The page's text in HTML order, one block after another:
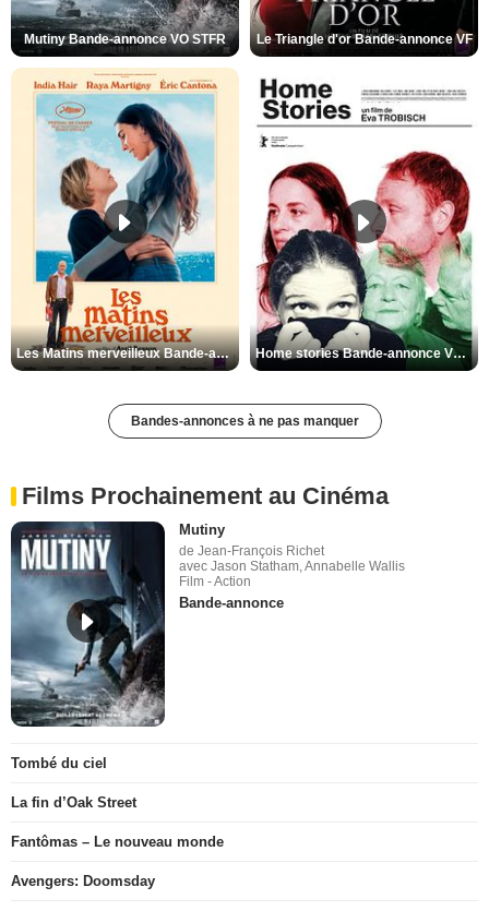
Mutiny Bande-annonce VO STFR Le Triangle d'or Bande-annonce VF
Les Matins merveilleux Bande-annonce VF Home stories Bande-annonce VO STFR
Bandes-annonces à ne pas manquer
Films Prochainement au Cinéma
Mutiny
de Jean-François Richet
avec Jason Statham, Annabelle Wallis
Film - Action
Bande-annonce
Tombé du ciel
La fin d’Oak Street
Fantômas – Le nouveau monde
Avengers: Doomsday